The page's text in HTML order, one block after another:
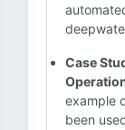
Case
example
been